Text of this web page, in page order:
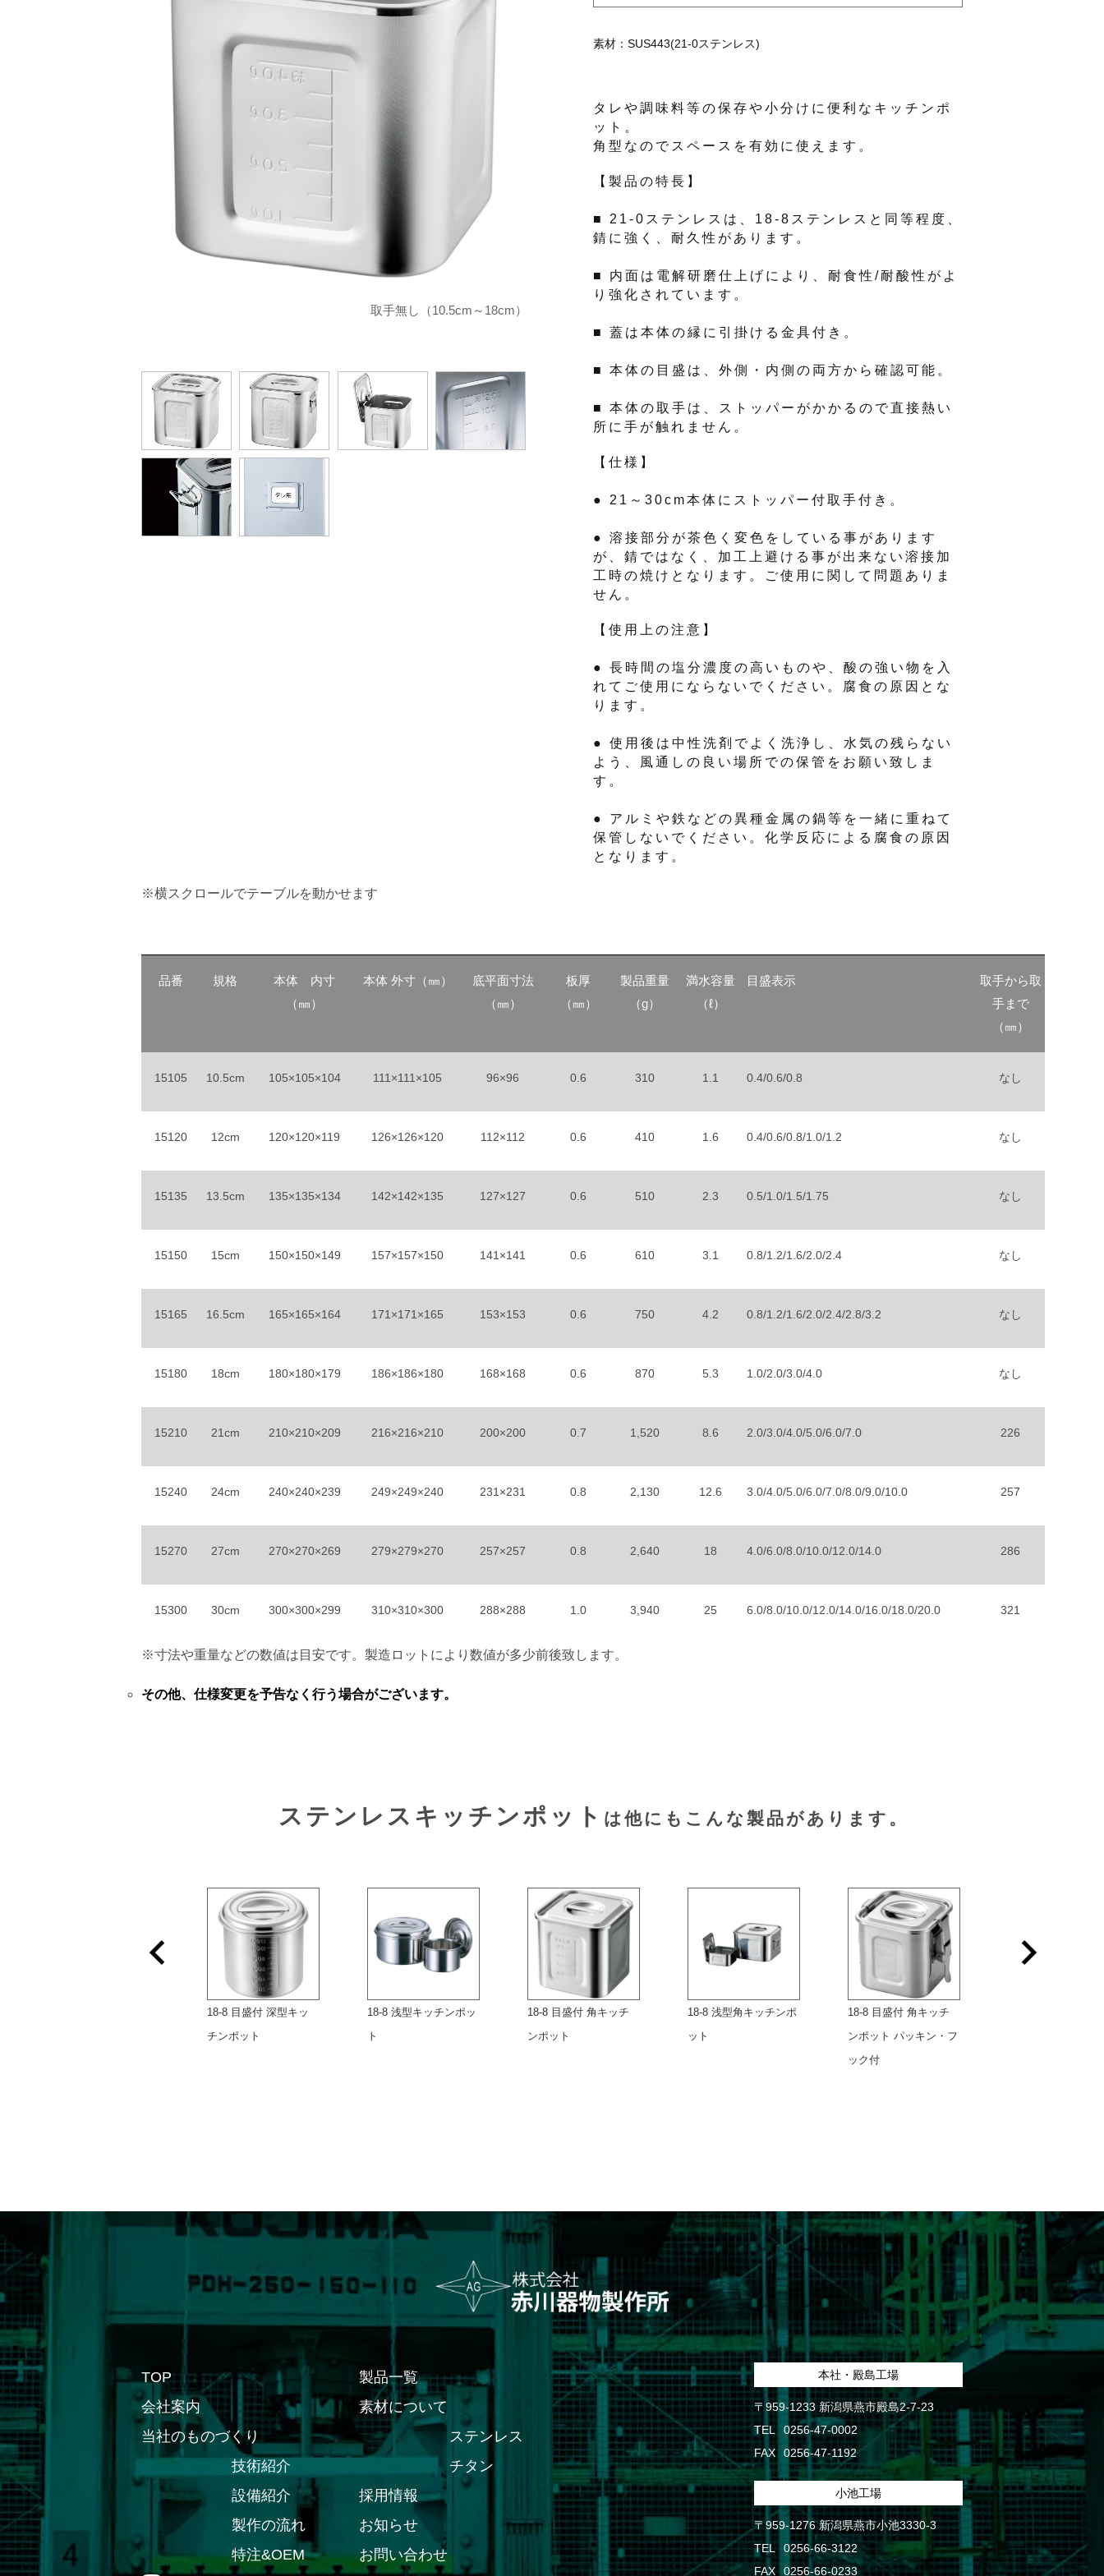
取手無し（10.5cm～18cm）
素材：SUS443(21-0ステンレス)
タレや調味料等の保存や小分けに便利なキッチンポ
ット。
角型なのでスペースを有効に使えます。
【製品の特長】
■ 21-0ステンレスは、18-8ステンレスと同等程度、
錆に強く、耐久性があります。
■ 内面は電解研磨仕上げにより、耐食性/耐酸性がよ
り強化されています。
■ 蓋は本体の縁に引掛ける金具付き。
■ 本体の目盛は、外側・内側の両方から確認可能。
■ 本体の取手は、ストッパーがかかるので直接熱い
所に手が触れません。
【仕様】
● 21～30cm本体にストッパー付取手付き。
● 溶接部分が茶色く変色をしている事があります
が、錆ではなく、加工上避ける事が出来ない溶接加
工時の焼けとなります。ご使用に関して問題ありま
せん。
【使用上の注意】
● 長時間の塩分濃度の高いものや、酸の強い物を入
れてご使用にならないでください。腐食の原因とな
ります。
● 使用後は中性洗剤でよく洗浄し、水気の残らない
よう、風通しの良い場所での保管をお願い致しま
す。
● アルミや鉄などの異種金属の鍋等を一緒に重ねて
保管しないでください。化学反応による腐食の原因
となります。
※横スクロールでテーブルを動かせます
品番 規格
本体 内寸
（㎜）
本体 外寸（㎜）
底平面寸法
（㎜）
板厚
（㎜）
製品重量
（g）
満水容量
（ℓ）
目盛表示
取手から取
手まで
（㎜）
15105 10.5cm 105×105×104 111×111×105 96×96 0.6 310 1.1 0.4/0.6/0.8 なし
15120 12cm 120×120×119 126×126×120 112×112 0.6 410 1.6 0.4/0.6/0.8/1.0/1.2 なし
15135 13.5cm 135×135×134 142×142×135 127×127 0.6 510 2.3 0.5/1.0/1.5/1.75 なし
15150 15cm 150×150×149 157×157×150 141×141 0.6 610 3.1 0.8/1.2/1.6/2.0/2.4 なし
15165 16.5cm 165×165×164 171×171×165 153×153 0.6 750 4.2 0.8/1.2/1.6/2.0/2.4/2.8/3.2 なし
15180 18cm 180×180×179 186×186×180 168×168 0.6 870 5.3 1.0/2.0/3.0/4.0 なし
15210 21cm 210×210×209 216×216×210 200×200 0.7 1,520 8.6 2.0/3.0/4.0/5.0/6.0/7.0 226
15240 24cm 240×240×239 249×249×240 231×231 0.8 2,130 12.6 3.0/4.0/5.0/6.0/7.0/8.0/9.0/10.0 257
15270 27cm 270×270×269 279×279×270 257×257 0.8 2,640 18 4.0/6.0/8.0/10.0/12.0/14.0 286
15300 30cm 300×300×299 310×310×300 288×288 1.0 3,940 25 6.0/8.0/10.0/12.0/14.0/16.0/18.0/20.0 321
※寸法や重量などの数値は目安です。製造ロットにより数値が多少前後致します。
その他、仕様変更を予告なく行う場合がございます。
ステンレスキッチンポット は他にもこんな製品があります。
18-8 目盛付 深型キッ
チンポット
18-8 浅型キッチンポッ
ト
18-8 目盛付 角キッチ
ンポット
18-8 浅型角キッチンポ
ット
18-8 目盛付 角キッチ
ンポット パッキン・フ
ック付
TOP
会社案内
当社のものづくり
技術紹介
設備紹介
製作の流れ
特注&OEM
製品一覧
素材について
ステンレス
チタン
採用情報
お知らせ
お問い合わせ
本社・殿島工場
〒959-1233 新潟県燕市殿島2-7-23
TEL
0256-47-0002
FAX
0256-47-1192
小池工場
〒959-1276 新潟県燕市小池3330-3
TEL
0256-66-3122
FAX
0256-66-0233